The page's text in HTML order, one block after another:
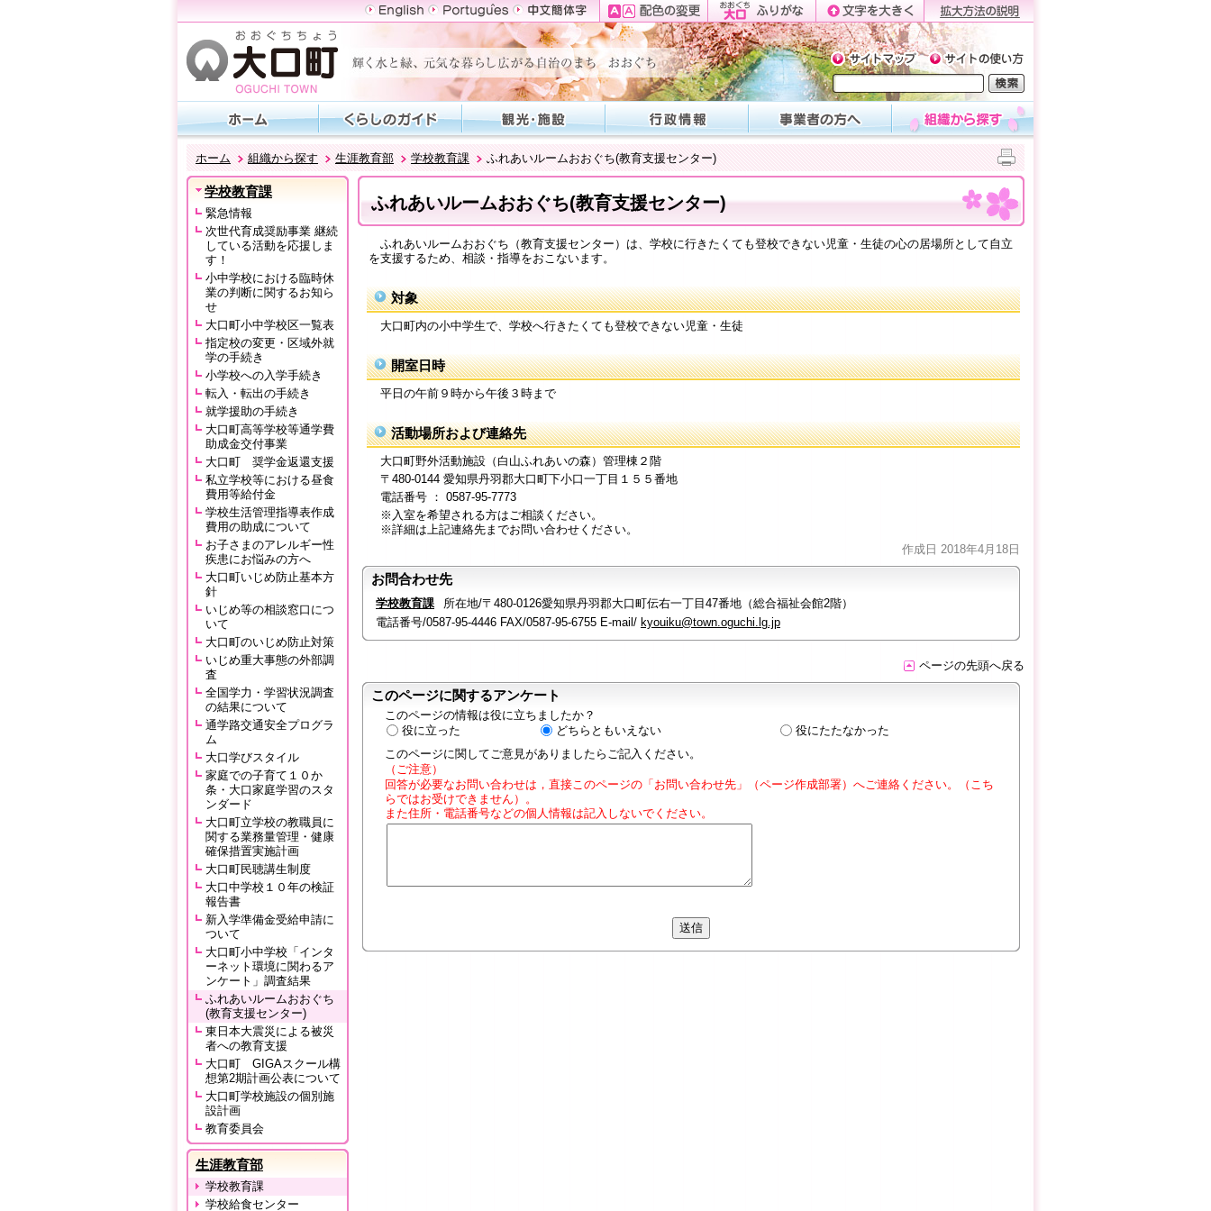
ホーム 組織から探す 生涯教育部 学校教育課 ふれあいルームおおぐち(教育支援センター)
学校教育課
緊急情報
次世代育成奨励事業 継続
している活動を応援しま
す！
小中学校における臨時休
業の判断に関するお知ら
せ
大口町小中学校区一覧表
指定校の変更・区域外就
学の手続き
小学校への入学手続き
転入・転出の手続き
就学援助の手続き
大口町高等学校等通学費
助成金交付事業
大口町 奨学金返還支援
私立学校等における昼食
費用等給付金
学校生活管理指導表作成
費用の助成について
お子さまのアレルギー性
疾患にお悩みの方へ
大口町いじめ防止基本方
針
いじめ等の相談窓口につ
いて
大口町のいじめ防止対策
いじめ重大事態の外部調
査
全国学力・学習状況調査
の結果について
通学路交通安全プログラ
ム
大口学びスタイル
家庭での子育て１０か
条・大口家庭学習のスタ
ンダード
大口町立学校の教職員に
関する業務量管理・健康
確保措置実施計画
大口町民聴講生制度
大口中学校１０年の検証
報告書
新入学準備金受給申請に
ついて
大口町小中学校「インタ
ーネット環境に関わるア
ンケート」調査結果
ふれあいルームおおぐち
(教育支援センター)
東日本大震災による被災
者への教育支援
大口町 GIGAスクール構
想第2期計画公表について
大口町学校施設の個別施
設計画
教育委員会
生涯教育部
学校教育課
学校給食センター
ふれあいルームおおぐち(教育支援センター)
ふれあいルームおおぐち（教育支援センター）は、学校に行きたくても登校できない児童・生徒の心の居場所として自立
を支援するため、相談・指導をおこないます。
対象
大口町内の小中学生で、学校へ行きたくても登校できない児童・生徒
開室日時
平日の午前９時から午後３時まで
活動場所および連絡先
大口町野外活動施設（白山ふれあいの森）管理棟２階
〒480-0144 愛知県丹羽郡大口町下小口一丁目１５５番地
電話番号 ： 0587-95-7773
※入室を希望される方はご相談ください。
※詳細は上記連絡先までお問い合わせください。
作成日 2018年4月18日
お問合わせ先
学校教育課
所在地/〒480-0126愛知県丹羽郡大口町伝右一丁目47番地（総合福祉会館2階）
電話番号/0587-95-4446 FAX/0587-95-6755 E-mail/ kyouiku@town.oguchi.lg.jp
ページの先頭へ戻る
このページに関するアンケート
このページの情報は役に立ちましたか？
役に立った
どちらともいえない
役にたたなかった
このページに関してご意見がありましたらご記入ください。
（ご注意）
回答が必要なお問い合わせは，直接このページの「お問い合わせ先」（ページ作成部署）へご連絡ください。（こち
らではお受けできません）。
また住所・電話番号などの個人情報は記入しないでください。